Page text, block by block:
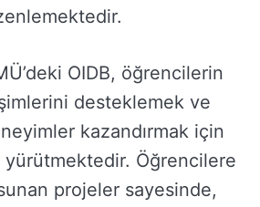
OIDB, öğrencilerin
desteklemek ve
kazandırmak için
Öğrencilere
projeler sayesinde,